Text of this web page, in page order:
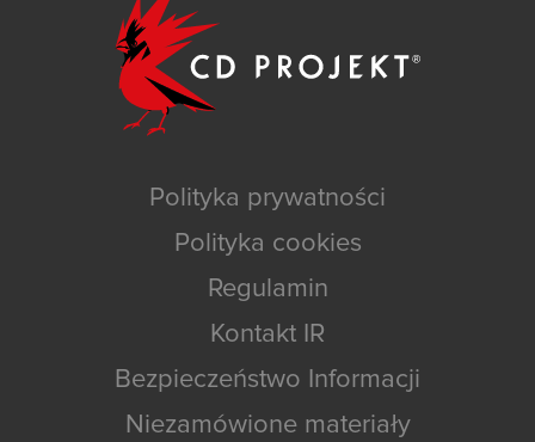
Polityka prywatności
Polityka cookies
Regulamin
Kontakt IR
Bezpieczeństwo Informacji
Niezamówione materiały